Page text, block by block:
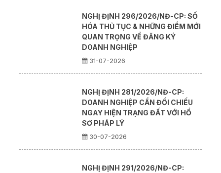
NGHỊ ĐỊNH 296/2026/NĐ-CP: SỐ
HÓA THỦ TỤC & NHỮNG ĐIỂM MỚI
QUAN TRỌNG VỀ ĐĂNG KÝ
DOANH NGHIỆP
31-07-2026
NGHỊ ĐỊNH 281/2026/NĐ-CP:
DOANH NGHIỆP CẦN ĐỐI CHIẾU
NGAY HIỆN TRẠNG ĐẤT VỚI HỒ
SƠ PHÁP LÝ
30-07-2026
NGHỊ ĐỊNH 291/2026/NĐ-CP: